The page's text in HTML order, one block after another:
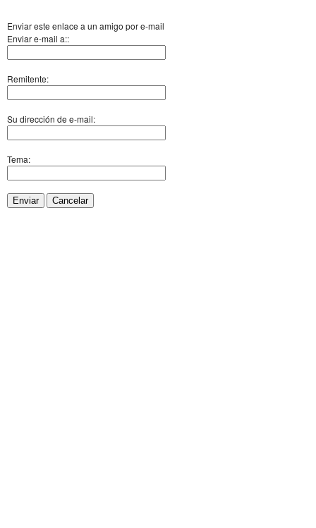
Enviar este enlace a un amigo por e-mail
Enviar e-mail a::
Remitente:
Su dirección de e-mail:
Tema:
Enviar Cancelar